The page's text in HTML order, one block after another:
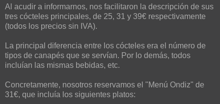
Al acudir a informarnos, nos facilitaron la descripción de sus
tres cócteles principales, de 25, 31 y 39€ respectivamente
(todos los precios sin IVA).
La principal diferencia entre los cócteles era el número de
tipos de canapés que se servían. Por lo demás, todos
incluían las mismas bebidas, etc.
Concretamente, nosotros reservamos el "Menú Ondiz" de
31€, que incluía los siguientes platos: